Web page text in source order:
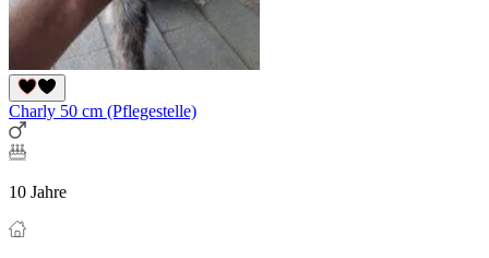
Charly 50 cm (Pflegestelle)
10 Jahre